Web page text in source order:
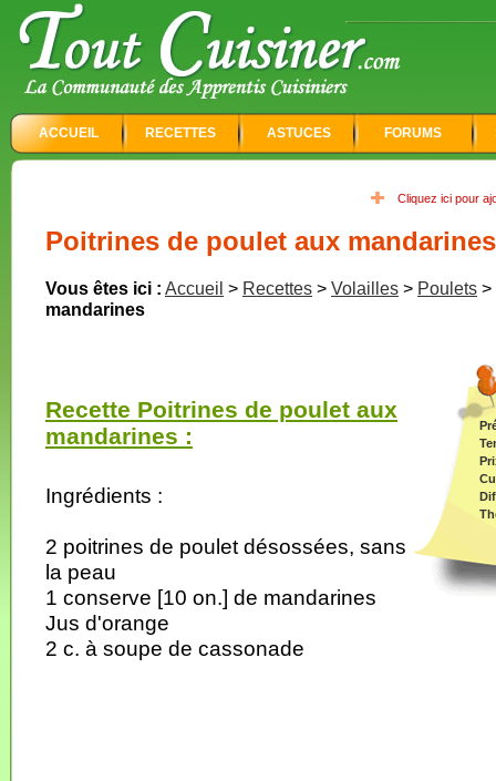
ACCUEIL RECETTES ASTUCES FORUMS
Cliquez ici pour
Poitrines de poulet aux mandarines
Vous êtes ici : Accueil > Recettes > Volailles > Poulets >
mandarines
Recette Poitrines de poulet aux
mandarines :
Ingrédients :
2 poitrines de poulet désossées, sans
la peau
1 conserve [10 on.] de mandarines
Jus d'orange
2 c. à soupe de cassonade